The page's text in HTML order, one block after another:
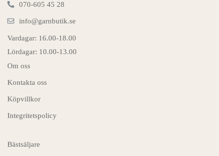
070-605 45 28
info@garnbutik.se
Vardagar: 16.00-18.00
Lördagar: 10.00-13.00
Om oss
Kontakta oss
Köpvillkor
Integritetspolicy
Bästsäljare